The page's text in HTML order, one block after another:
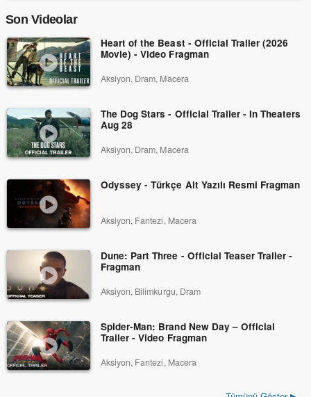
Son Videolar
Heart of the Beast - Official Trailer (2026
Movie) - Video Fragman
Aksiyon, Dram, Macera
The Dog Stars - Official Trailer - In Theaters
Aug 28
Aksiyon, Dram, Macera
Odyssey - Türkçe Alt Yazılı Resmi Fragman
Aksiyon, Fantezi, Macera
Dune: Part Three - Official Teaser Trailer -
Fragman
Aksiyon, Bilimkurgu, Dram
Spider-Man: Brand New Day – Official
Trailer - Video Fragman
Aksiyon, Fantezi, Macera